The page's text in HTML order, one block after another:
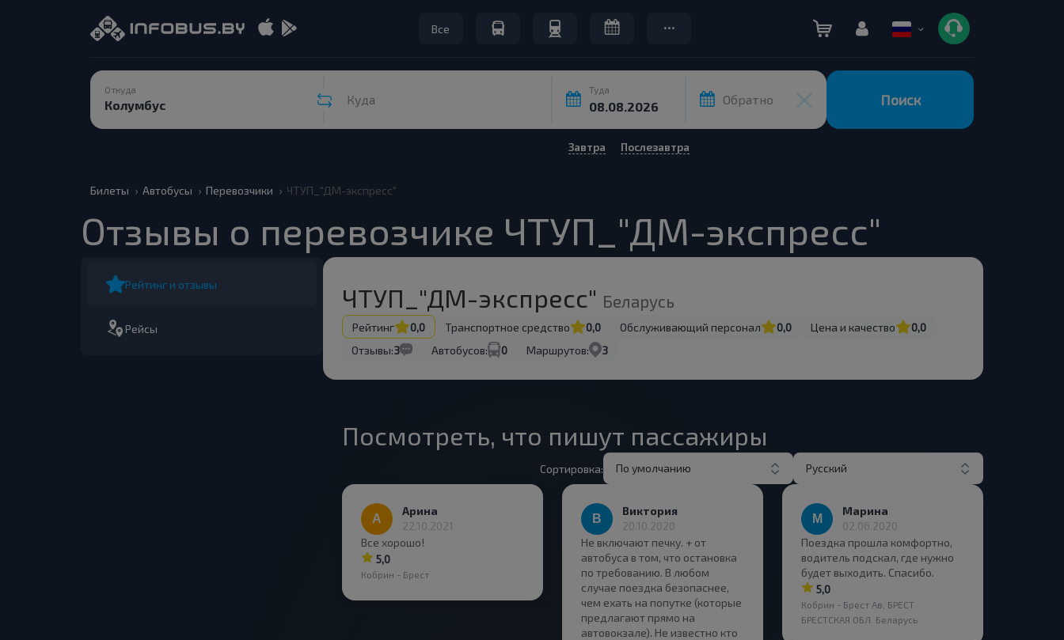
Все
Откуда
Куда
Туда
Обратно Поиск
Завтра Послезавтра
Билеты Автобусы Перевозчики ЧТУП_"ДМ-экспресс"
Отзывы о перевозчике ЧТУП_"ДМ-экспресс"
Рейтинг и отзывы
Рейсы
ЧТУП_"ДМ-экспресс" Беларусь
Рейтинг 0,0 Транспортное средство 0,0 Обслуживающий персонал 0,0 Цена и качество
0,0
Отзывы:3 Автобусов: 0 Маршрутов: 3
Посмотреть, что пишут пассажиры
Сортировка: По умолчанию Русский
Арина
22.10.2021
Все хорошо!
5,0
Кобрин - Брест
Виктория
20.10.2020
Не включают печку. + от
автобуса в том, что остановка
по требованию. В любом
случае поездка безопаснее,
чем ехать на попутке (которые
предлагают прямо на
автовокзале). Не известно кто
Марина
02.06.2020
Поездка прошла комфортно,
водитель подскал, где нужно
будет выходить. Спасибо.
5,0
Кобрин - Брест Ав, БРЕСТ
БРЕСТСКАЯ ОБЛ. Беларусь